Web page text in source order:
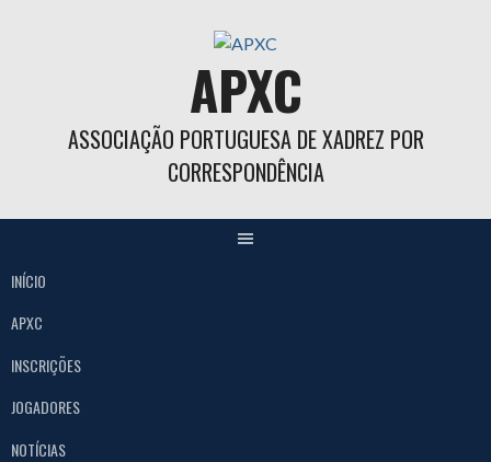
APXC
ASSOCIAÇÃO PORTUGUESA DE XADREZ POR
CORRESPONDÊNCIA
INÍCIO
APXC
INSCRIÇÕES
JOGADORES
NOTÍCIAS